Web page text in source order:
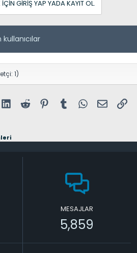
GIRIŞ YAP YADA KAYIT OL.
1)
LinkedInReddit PinterestTumblr WhatsApp
E-posta
MESAJLAR
5,859